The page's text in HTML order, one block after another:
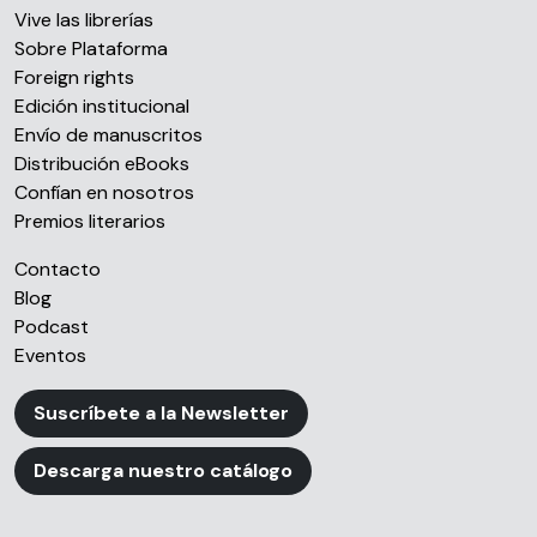
web, quienes pueden combinarla con otra información
que les haya proporcionado o que hayan recopilado a
partir del uso que haya hecho de sus servicios.
Vive las librerías
Sobre Plataforma
Foreign rights
Edición institucional
Envío de manuscritos
Distribución eBooks
Confían en nosotros
Premios literarios
Contacto
Blog
Podcast
Eventos
Suscríbete a la Newsletter
Descarga nuestro catálogo